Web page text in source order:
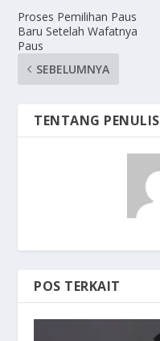
Proses Pemilihan Paus
Baru Setelah Wafatnya
Paus
SEBELUMNYA
TENTANG PENULIS
POS TERKAIT